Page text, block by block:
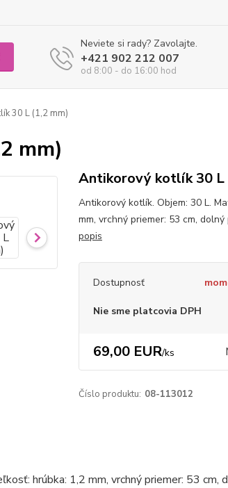
Neviete si rady? Zavolajte.
+421 902 212 007
od 8:00 - do 16:00 hod
30 L (1,2 mm)
mm)
Antikorový kotlík 30 L
Antikorový kotlík. Objem: 30 L.
mm, vrchný priemer: 53 cm,
popis
Dostupnosť
Nie sme platcovia DPH
69,00 EUR/ks
Číslo produktu: 08-113012
hrúbka: 1,2 mm, vrchný priemer: 53 cm,